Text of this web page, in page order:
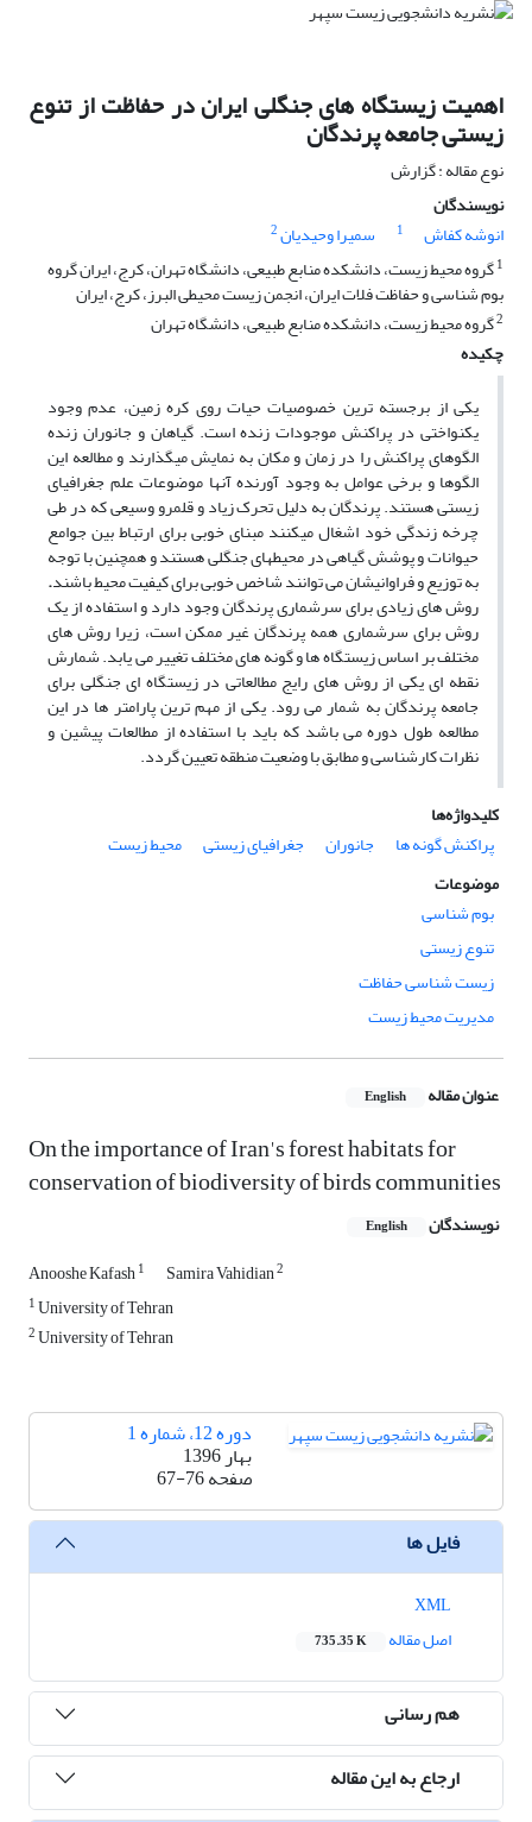
اهمیت زیستگاه های جنگلی ایران در حفاظت از تنوع
زیستی جامعه پرندگان
نوع مقاله : گزارش
نویسندگان
انوشه کفاش
1 سمیرا وحیدیان2
1گروه محیط زیست، دانشکده منابع طبیعی، دانشگاه تهران، کرج، ایران گروه
بوم شناسی و حفاظت فلات ایران، انجمن زیست محیطی البرز، کرج، ایران
2گروه محیط زیست، دانشکده منابع طبیعی، دانشگاه تهران
چکیده
یکی از برجسته ­ترین خصوصیات حیات روی کره زمین، عدم وجود
یکنواختی در پراکنش موجودات زنده است. گیاهان و جانوران زنده
الگوهای پراکنش را در زمان و مکان به نمایش می­گذارند و مطالعه­ این
الگو­ها و برخی عوامل به وجود آورنده آن­ها موضوعات علم جغرافیای
زیستی هستند. پرندگان به دلیل تحرک زیاد و قلمرو وسیعی که در طی
چرخه زندگی خود اشغال می­کنند مبنای خوبی برای ارتباط بین جوامع
حیوانات و پوشش گیاهی در محیط­های جنگلی هستند و همچنین با توجه
به توزیع و فراوانی­شان می توانند شاخص خوبی برای کیفیت محیط باشند.
روش­ های زیادی برای سرشماری پرندگان وجود دارد و استفاده از یک
روش برای سرشماری همه پرندگان غیر ممکن است، زیرا روش های
مختلف بر اساس زیستگاه ها و گونه های مختلف تغییر می یابد. شمارش
نقطه ای یکی از روش های رایج مطالعاتی در زیستگاه ای جنگلی برای
جامعه پرندگان به شمار می رود. یکی از مهم ترین پارامتر ها در این
مطالعه طول دوره می باشد که باید با استفاده از مطالعات پیشین و
نظرات کارشناسی و مطابق با وضعیت منطقه تعیین گردد.
کلیدواژه‌ها
پراکنش گونه ها
جانوران جغرافیای زیستی
محیط زیست
موضوعات
بوم شناسی
تنوع زیستی
زیست شناسی حفاظت
مدیریت محیط زیست
عنوان مقاله English
On the importance of Iran's forest habitats for
conservation of biodiversity of birds communities
نویسندگان English
Anooshe Kafash1 Samira Vahidian2
1University of Tehran
2University of Tehran
دوره 12، شماره 1
بهار 1396
صفحه67-76
فایل ها
اصل مقاله
735.35 K
هم رسانی
ارجاع به این مقاله